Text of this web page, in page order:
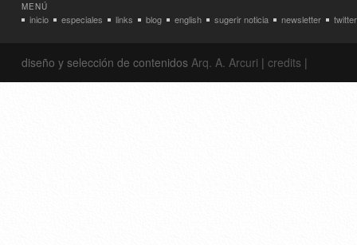
MENÚ
inicio especiales links blog english sugerir noticia newsletter twitter
diseño y selección de contenidos Arq. A. Arcuri | credits |